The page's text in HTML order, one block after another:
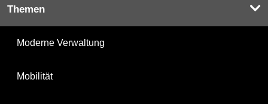
Themen
Moderne Verwaltung
Mobilität